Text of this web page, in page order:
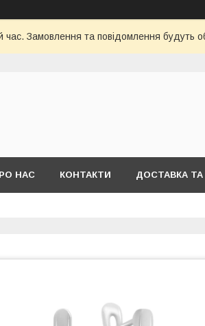
час. Замовлення та повідомлення будуть
НАС КОНТАКТИ ДОСТАВКА